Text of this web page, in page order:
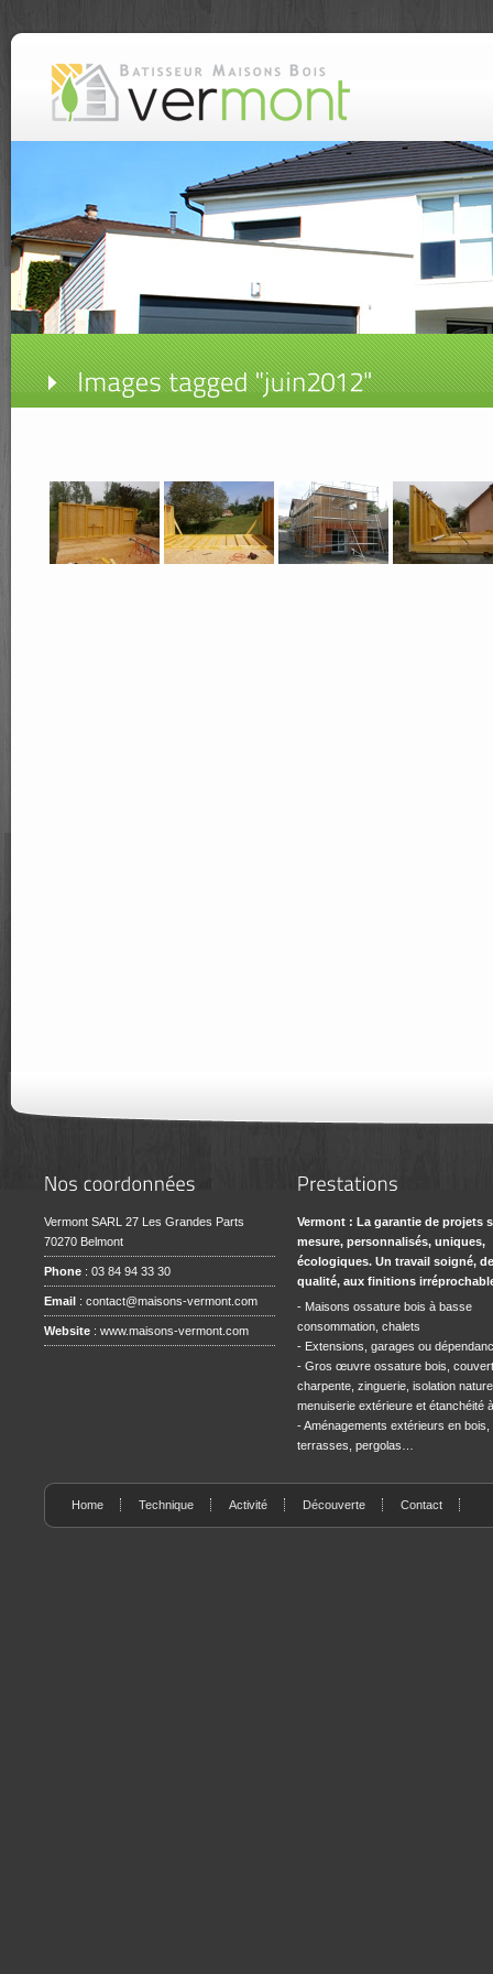
Vermont SARL 27 Les Grandes Parts
70270 Belmont
Phone : 03 84 94 33 30
Email : contact@maisons-vermont.com
Website : www.maisons-vermont.com
Vermont : La garantie de projets
mesure, personnalisés, uniques,
écologiques. Un travail soigné, de
qualité, aux finitions
- Maisons ossature bois à basse
consommation, chalets
- Extensions, garages ou
- Gros œuvre ossature bois,
charpente, zinguerie, isolation
menuiserie extérieure et étanchéité à
- Aménagements extérieurs en bois,
terrasses, pergolas…
Home Technique Activité Découverte Contact